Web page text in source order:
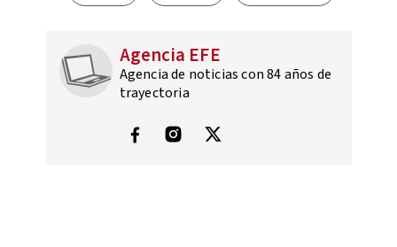
Agencia EFE
Agencia de noticias con 84 años de
trayectoria